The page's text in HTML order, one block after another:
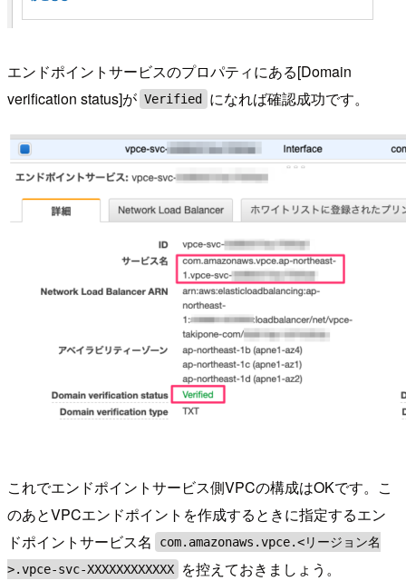
エンドポイントサービスのプロパティにある[Domain
verification status]が Verified になれば確認成功です。
これでエンドポイントサービス側VPCの構成はOKです。こ
のあとVPCエンドポイントを作成するときに指定するエン
ドポイントサービス名
com.amazonaws.vpce.<リージョン名
>.vpce-svc-XXXXXXXXXXXX
を控えておきましょう。